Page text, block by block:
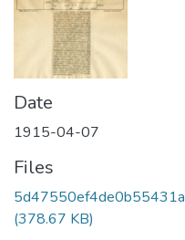
Date
1915-04-07
Files
(378.67 KB)